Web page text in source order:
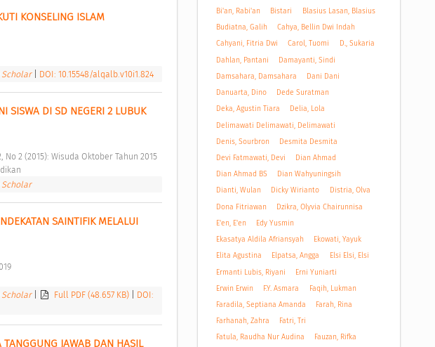
KONSELING ISLAM
Scholar DOI: 10.15548/alqalb.v10i1.824
SISWA DI SD NEGERI 2 LUBUK
2 (2015): Wisuda Oktober Tahun 2015
Scholar
SAINTIFIK MELALUI
Scholar Full PDF (48.657 KB)
DOI:
JAWAB DAN HASIL
Bi'an, Rabi'an
Bistari
Blasius Lasan, Blasius
Budiatna, Galih
Cahya, Bellin Dwi Indah
Cahyani, Fitria Dwi
Carol, Tuomi
D., Sukaria
Dahlan, Pantani
Damayanti, Sindi
Damsahara, Damsahara
Dani Dani
Danuarta, Dino
Dede Suratman
Deka, Agustin Tiara
Delia, Lola
Delimawati Delimawati, Delimawati
Denis, Sourbron
Desmita Desmita
Devi Fatmawati, Devi
Dian Ahmad
Dian Ahmad BS
Dian Wahyuningsih
Dianti, Wulan
Dicky Wirianto
Distria, Olva
Dona Fitriawan
Dzikra, Olyvia Chairunnisa
E'en, E'en
Edy Yusmin
Ekasatya Aldila Afriansyah
Ekowati, Yayuk
Elita Agustina
Elpatsa, Angga
Elsi Elsi, Elsi
Ermanti Lubis, Riyani
Erni Yuniarti
Erwin Erwin
F.Y. Asmara
Faqih, Lukman
Faradila, Septiana Amanda
Farah, Rina
Farhanah, Zahra
Fatri, Tri
Fatula, Raudha Nur Audina
Fauzan, Rifka